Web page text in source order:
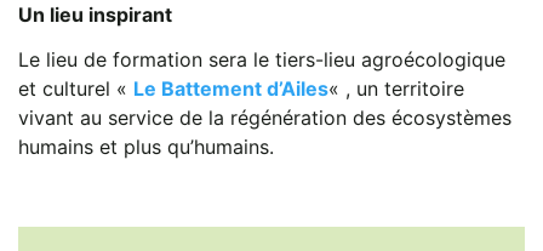
Un lieu inspirant
Le lieu de formation sera le tiers-lieu agroécologique
et culturel « Le Battement d’Ailes« , un territoire
vivant au service de la régénération des écosystèmes
humains et plus qu’humains.